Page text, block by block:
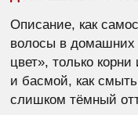
Описание, как
волосы в
цвет», только
и басмой, как
слишком тёмный